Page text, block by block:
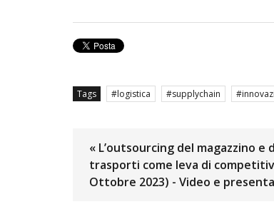
Tags logistica supplychain
« L’outsourcing del magazzino e
trasporti come leva di
Ottobre 2023) - Video e